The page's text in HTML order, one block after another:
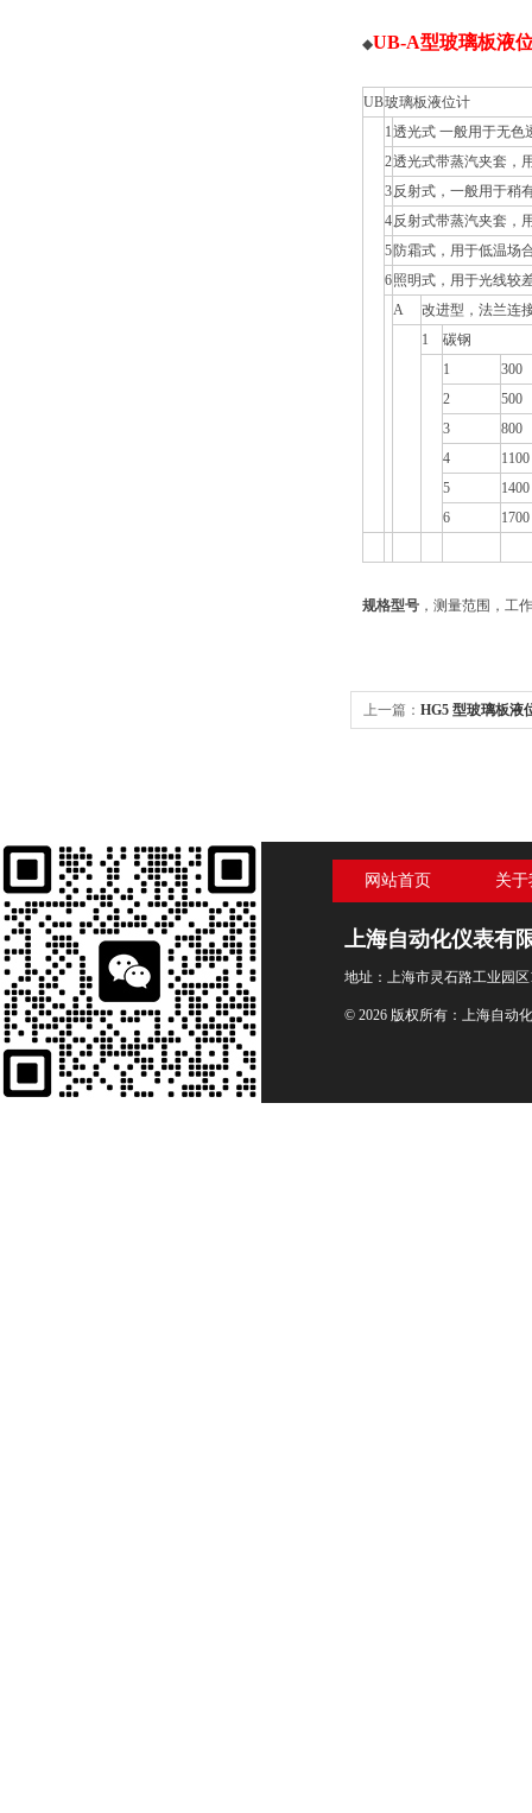
◆UB-A型玻璃板液
UB玻璃板液位计
1透光式 一般用于无色
2透光式带蒸汽夹套，
3反射式，一般用于稍
4反射式带蒸汽夹套，
5 防霜式，用于低温场
6照明式，用于光线较
A
改进型，法兰连
1
碳钢
1
300
2
500
3
800
4
1100
5
1400
6
1700
规格型号 ，测量范围，工
上一篇： HG5 型玻璃板液
网站首页 关
上海自动化仪表有
地址：上海市灵石路工业园区
© 2026 版权所有：上海自动